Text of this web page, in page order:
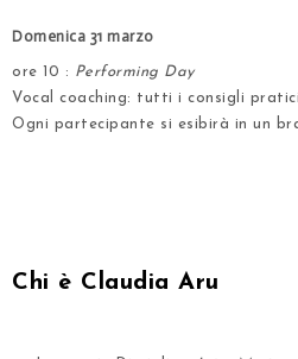
Domenica 31 marzo
ore 10 : Performing Day
Vocal coaching: tutti i consigli
Ogni partecipante si esibirà in un
Chi è Claudia Aru